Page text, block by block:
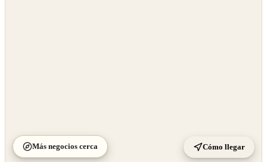
Más negocios cerca Cómo llegar